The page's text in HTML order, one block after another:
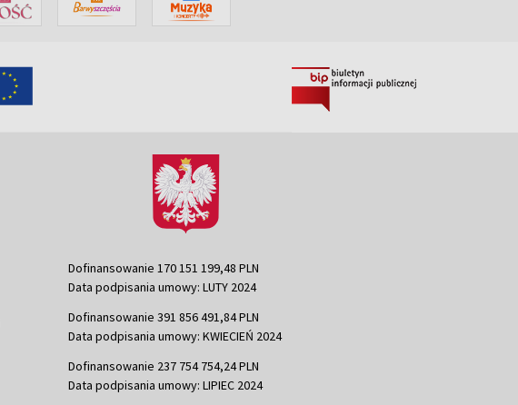
Dofinansowanie 170 151 199,48 PLN
Data podpisania umowy: LUTY 2024
Dofinansowanie 391 856 491,84 PLN
Data podpisania umowy: KWIECIEŃ 2024
Dofinansowanie 237 754 754,24 PLN
Data podpisania umowy: LIPIEC 2024